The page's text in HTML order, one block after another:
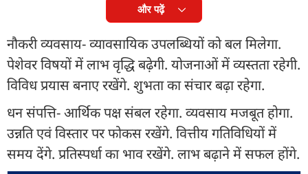
और पढ़ें
नौकरी व्यवसाय- व्यावसायिक उपलब्धियों को बल मिलेगा.
पेशेवर विषयों में लाभ वृद्धि बढे़गी. योजनाओं में व्यस्तता रहेगी.
विविध प्रयास बनाए रखेंगे. शुभता का संचार बढ़ा रहेगा.
धन संपत्ति- आर्थिक पक्ष संबल रहेगा. व्यवसाय मजबूत होगा.
उन्नति एवं विस्तार पर फोकस रखेंगे. वित्तीय गतिविधियों में
समय देंगे. प्रतिस्पर्धा का भाव रखेंगे. लाभ बढ़ाने में सफल होंगे.